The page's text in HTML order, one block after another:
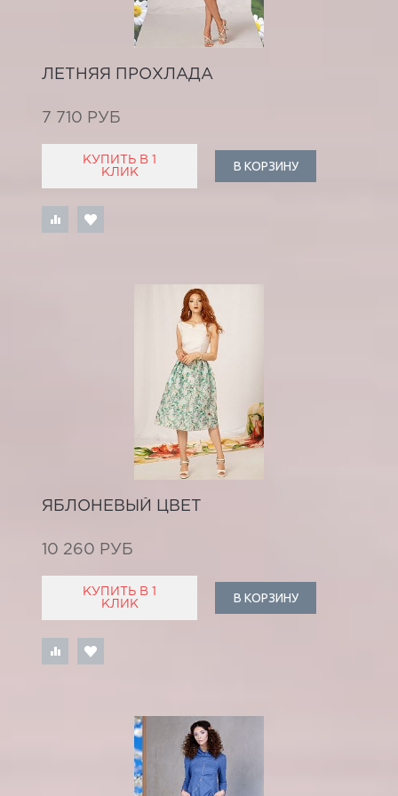
ЛЕТНЯЯ ПРОХЛАДА
7 710 РУБ
КУПИТЬ В 1
КЛИК
В КОРЗИНУ
ЯБЛОНЕВЫЙ ЦВЕТ
10 260 РУБ
КУПИТЬ В 1
КЛИК
В КОРЗИНУ